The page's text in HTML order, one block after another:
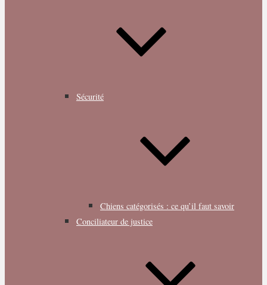
Sécurité
Chiens catégorisés : ce qu’il faut savoir
Conciliateur de justice